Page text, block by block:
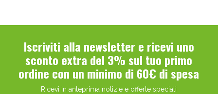
Iscriviti alla newsletter e ricevi uno
sconto extra del 3% sul tuo primo
ordine con un minimo di 60€ di spesa
Ricevi in anteprima notizie e offerte speciali